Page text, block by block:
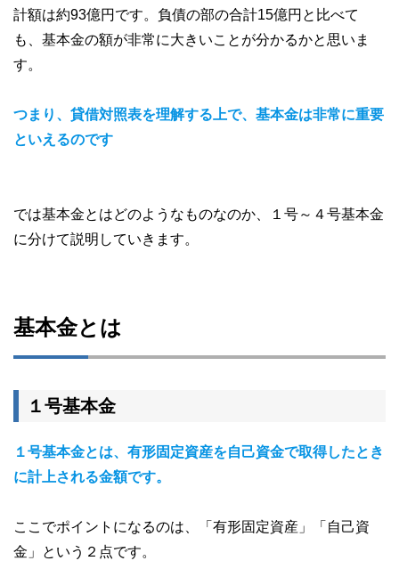
計額は約93億円です。負債の部の合計15億円と比べて
も、基本金の額が非常に大きいことが分かるかと思いま
す。
つまり、貸借対照表を理解する上で、基本金は非常に重要
といえるのです
では基本金とはどのようなものなのか、１号～４号基本金
に分けて説明していきます。
基本金とは
１号基本金
１号基本金とは、有形固定資産を自己資金で取得したとき
に計上される金額です。
ここでポイントになるのは、「有形固定資産」「自己資
金」という２点です。